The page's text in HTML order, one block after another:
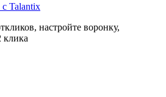
с Talantix
настройте воронку,
клика